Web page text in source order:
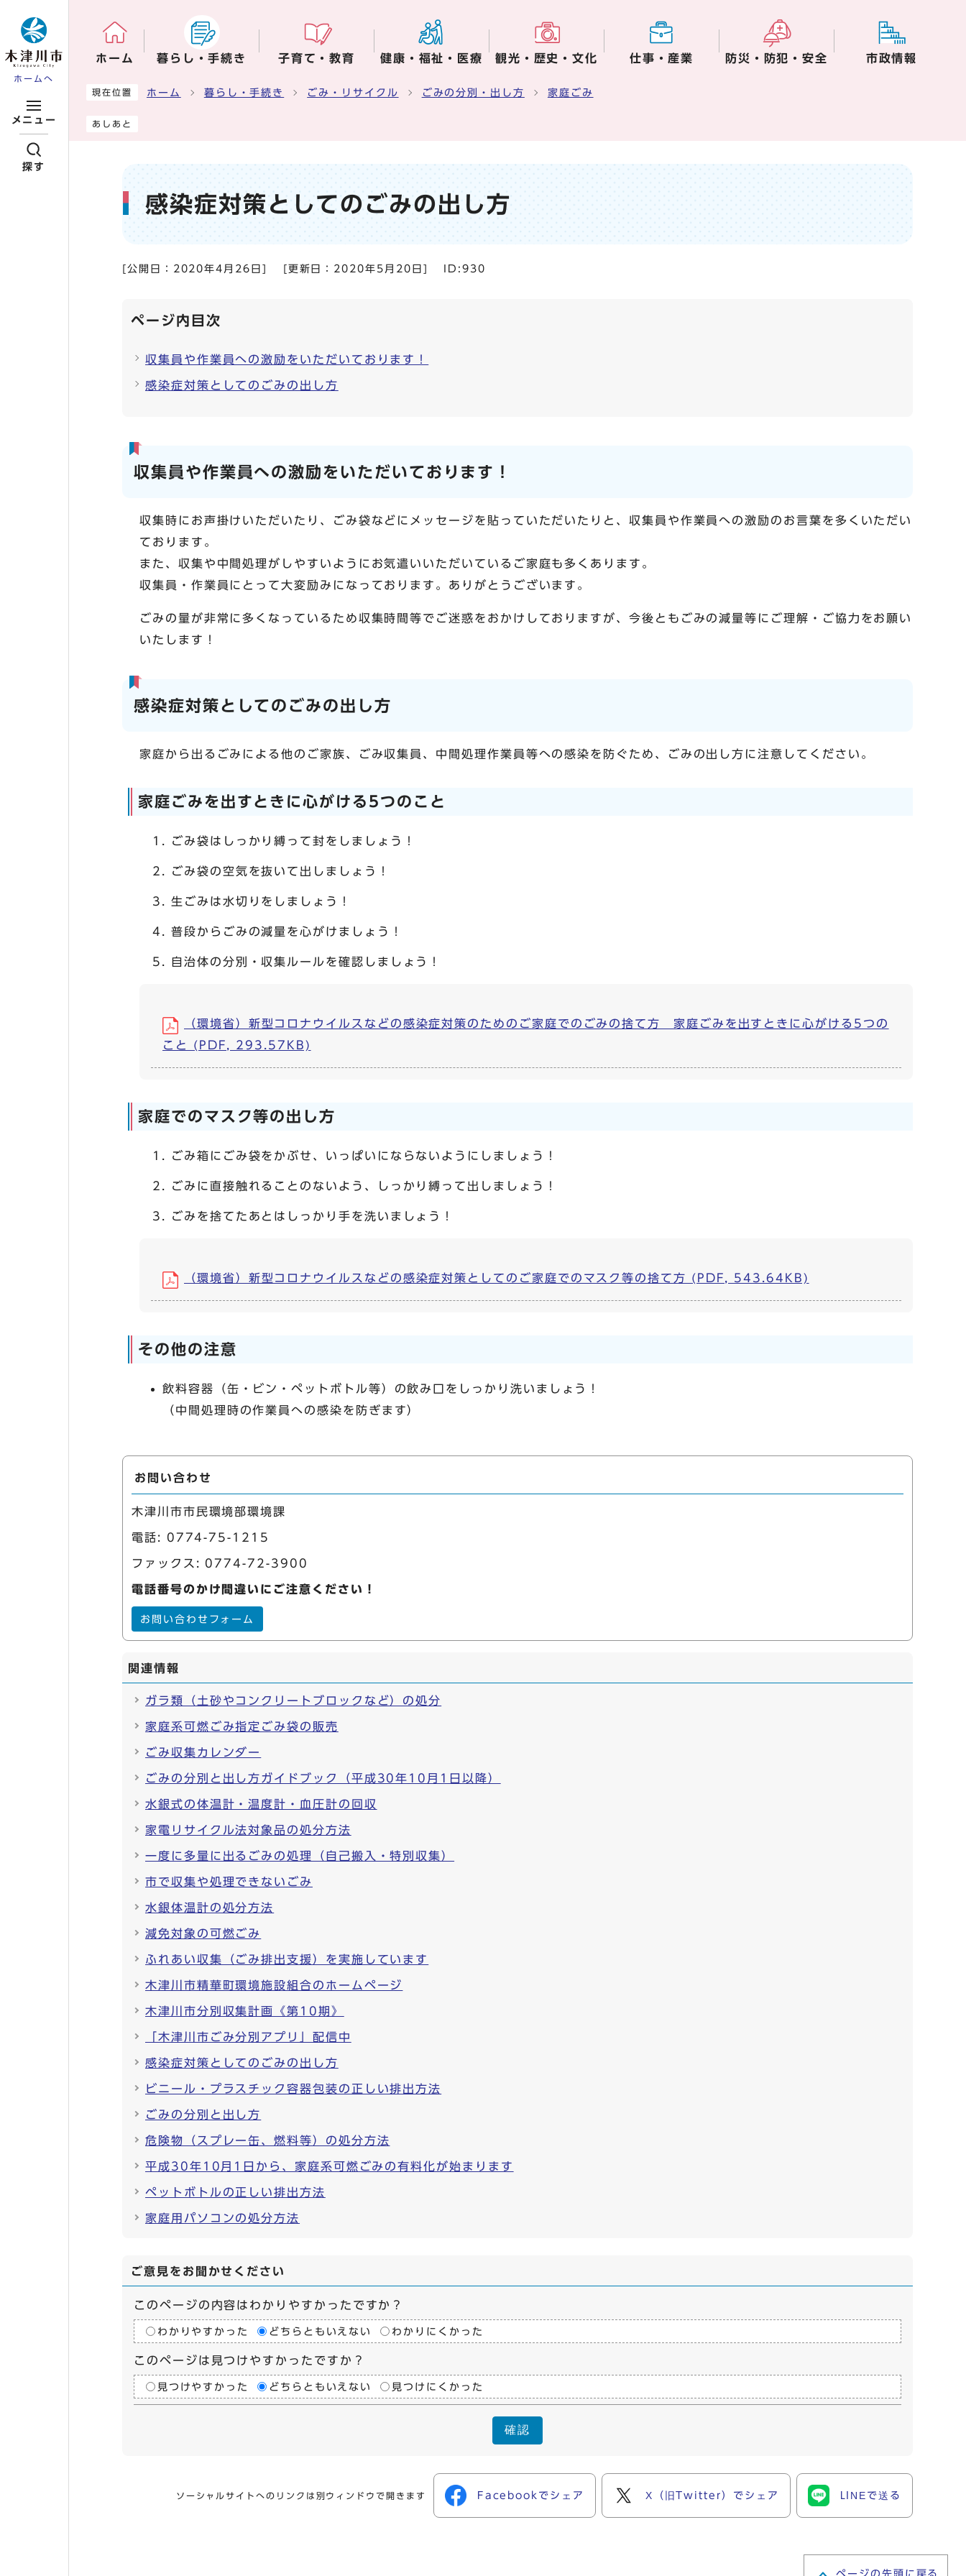
ホームへ
メニュー
探す
ホーム 暮らし・手続き 子育て・教育 健康・福祉・医療 観光・歴史・文化 仕事・産業 防災・防犯・安全 市政情報
ここから本文です
現在位置 ホーム 暮らし・手続き ごみ・リサイクル ごみの分別・出し方 家庭ごみ
あしあと
感染症対策としてのごみの出し方
[公開日： 2020年4月26日 [更新日： 2020年5月20日 ID:930
ページ内目次
収集員や作業員への激励をいただいております！
感染症対策としてのごみの出し方
収集員や作業員への激励をいただいております！
収集時にお声掛けいただいたり、ごみ袋などにメッセージを貼っていただいたりと、収集員や作業員への激励のお言葉を多くいただい
ております。
また、収集や中間処理がしやすいようにお気遣いいただいているご家庭も多くあります。
収集員・作業員にとって大変励みになっております。ありがとうございます。
ごみの量が非常に多くなっているため収集時間等でご迷惑をおかけしておりますが、今後ともごみの減量等にご理解・ご協力をお願い
いたします！
感染症対策としてのごみの出し方
家庭から出るごみによる他のご家族、ごみ収集員、中間処理作業員等への感染を防ぐため、ごみの出し方に注意してください。
家庭ごみを出すときに心がける5つのこと
ごみ袋はしっかり縛って封をしましょう！
ごみ袋の空気を抜いて出しましょう！
生ごみは水切りをしましょう！
普段からごみの減量を心がけましょう！
自治体の分別・収集ルールを確認しましょう！
（環境省）新型コロナウイルスなどの感染症対策のためのご家庭でのごみの捨て方 家庭ごみを出すときに心がける5つの
こと (PDF, 293.57KB)
家庭でのマスク等の出し方
ごみ箱にごみ袋をかぶせ、いっぱいにならないようにしましょう！
ごみに直接触れることのないよう、しっかり縛って出しましょう！
ごみを捨てたあとはしっかり手を洗いましょう！
（環境省）新型コロナウイルスなどの感染症対策としてのご家庭でのマスク等の捨て方 (PDF, 543.64KB)
その他の注意
飲料容器（缶・ビン・ペットボトル等）の飲み口をしっかり洗いましょう！
（中間処理時の作業員への感染を防ぎます）
お問い合わせ
木津川市市民環境部環境課
電話: 0774-75-1215
ファックス: 0774-72-3900
電話番号のかけ間違いにご注意ください！
お問い合わせフォーム
関連情報
ガラ類（土砂やコンクリートブロックなど）の処分
家庭系可燃ごみ指定ごみ袋の販売
ごみ収集カレンダー
ごみの分別と出し方ガイドブック（平成30年10月1日以降）
水銀式の体温計・温度計・血圧計の回収
家電リサイクル法対象品の処分方法
一度に多量に出るごみの処理（自己搬入・特別収集）
市で収集や処理できないごみ
水銀体温計の処分方法
減免対象の可燃ごみ
ふれあい収集（ごみ排出支援）を実施しています
木津川市精華町環境施設組合のホームページ
木津川市分別収集計画《第10期》
「木津川市ごみ分別アプリ」配信中
感染症対策としてのごみの出し方
ビニール・プラスチック容器包装の正しい排出方法
ごみの分別と出し方
危険物（スプレー缶、燃料等）の処分方法
平成30年10月1日から、家庭系可燃ごみの有料化が始まります
ペットボトルの正しい排出方法
家庭用パソコンの処分方法
ご意見をお聞かせください
このページの内容はわかりやすかったですか？
わかりやすかった どちらともいえない わかりにくかった
このページは見つけやすかったですか？
見つけやすかった どちらともいえない 見つけにくかった
確認
ソーシャルサイトへのリンクは別ウィンドウで開きます Facebookでシェア X（旧Twitter）でシェア LINEで送る
ページの先頭に戻る